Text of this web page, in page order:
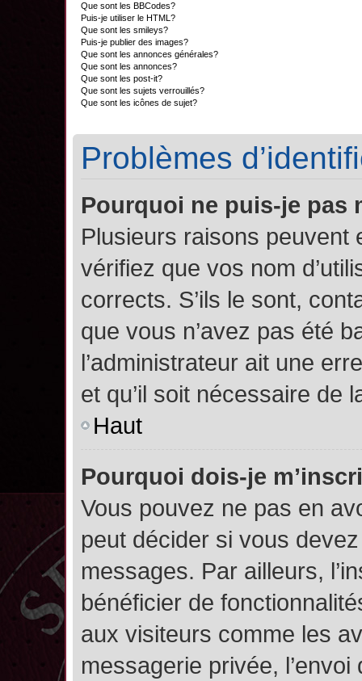
Que sont les BBCodes?
Puis-je utiliser le HTML?
Que sont les smileys?
Puis-je publier des images?
Que sont les annonces générales?
Que sont les annonces?
Que sont les post-it?
Que sont les sujets verrouillés?
Que sont les icônes de sujet?
Problèmes
Pourquoi ne puis-je pas
Plusieurs raisons peuvent
vérifiez que vos nom
corrects. S’ils le sont,
que vous n’avez pas été
l’administrateur ait une
et qu’il soit nécessaire de
Haut
Pourquoi dois-je
Vous pouvez ne pas en
peut décider si vous
messages. Par ailleurs,
bénéficier de
aux visiteurs comme les
messagerie privée,